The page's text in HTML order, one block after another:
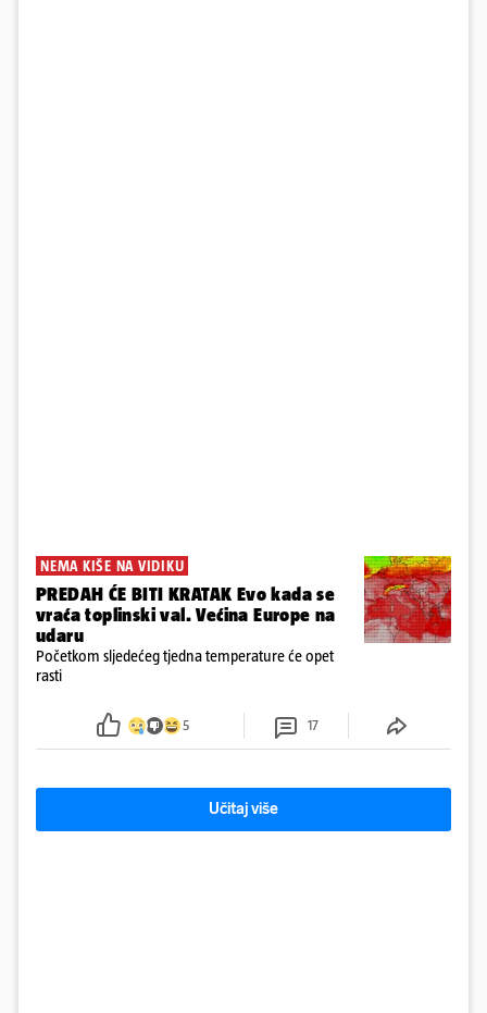
NEMA KIŠE NA VIDIKU
PREDAH ĆE BITI KRATAK Evo kada se
vraća toplinski val. Većina Europe na
udaru
Početkom sljedećeg tjedna temperature će opet
rasti
5 17
Učitaj više